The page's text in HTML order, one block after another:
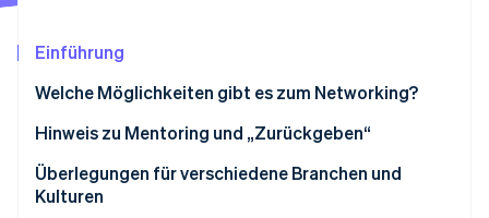
Start-up-Gründung
Climate
Identity
Online-Identitätsprüfung
Einführung
Welche Möglichkeiten gibt es zum Networking?
Hinweis zu Mentoring und „Zurückgeben“
Überlegungen für verschiedene Branchen und
Kulturen